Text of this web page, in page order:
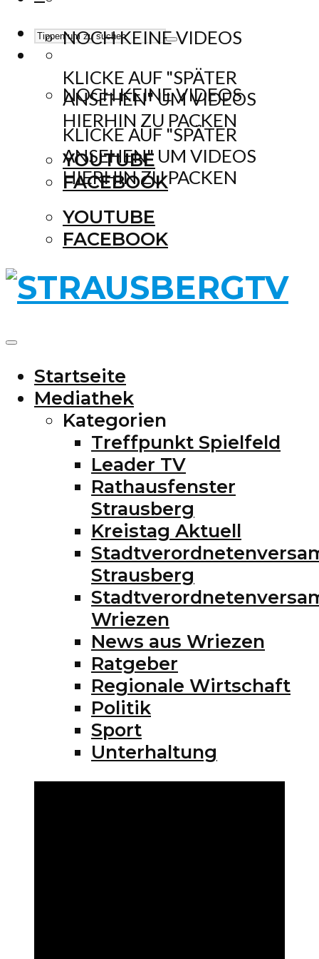
NOCH KEINE VIDEOS
KLICKE AUF "SPÄTER
ANSEHEN" UM VIDEOS
HIERHIN ZU PACKEN
YOUTUBE
FACEBOOK
NOCH KEINE VIDEOS
KLICKE AUF "SPÄTER
ANSEHEN" UM VIDEOS
HIERHIN ZU PACKEN
YOUTUBE
FACEBOOK
Startseite
Mediathek
Kategorien
Treffpunkt Spielfeld
Leader TV
Rathausfenster
Strausberg
Kreistag Aktuell
Strausberg
Wriezen
News aus Wriezen
Ratgeber
Regionale Wirtschaft
Politik
Sport
Unterhaltung